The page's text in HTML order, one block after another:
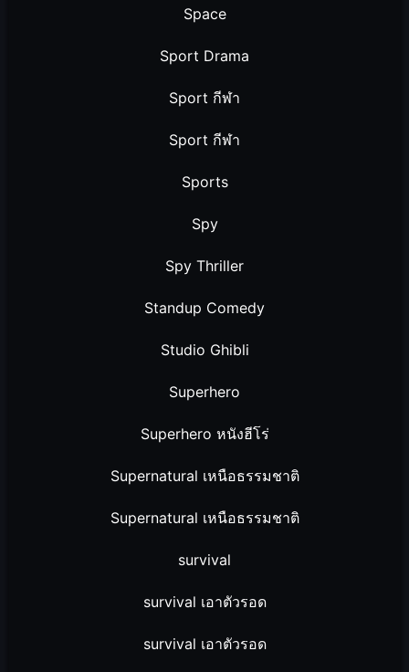
Space
Sport Drama
Sport กีฬา
Sport กีฬา
Sports
Spy
Spy Thriller
Standup Comedy
Studio Ghibli
Superhero
Superhero หนังฮีโร่
Supernatural เหนือธรรมชาติ
Supernatural เหนือธรรมชาติ
survival
survival เอาตัวรอด
survival เอาตัวรอด